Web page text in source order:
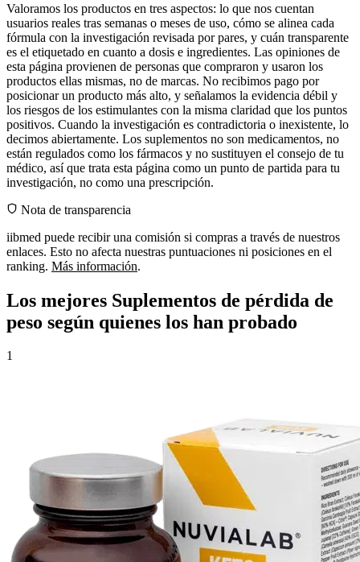
Valoramos los productos en tres aspectos: lo que nos cuentan
usuarios reales tras semanas o meses de uso, cómo se alinea cada
fórmula con la investigación revisada por pares, y cuán transparente
es el etiquetado en cuanto a dosis e ingredientes. Las opiniones de
esta página provienen de personas que compraron y usaron los
productos ellas mismas, no de marcas. No recibimos pago por
posicionar un producto más alto, y señalamos la evidencia débil y
los riesgos de los estimulantes con la misma claridad que los puntos
positivos. Cuando la investigación es contradictoria o inexistente, lo
decimos abiertamente. Los suplementos no son medicamentos, no
están regulados como los fármacos y no sustituyen el consejo de tu
médico, así que trata esta página como un punto de partida para tu
investigación, no como una prescripción.
Nota de transparencia
iibmed puede recibir una comisión si compras a través de nuestros
enlaces. Esto no afecta nuestras puntuaciones ni posiciones en el
ranking. Más información.
Los mejores Suplementos de pérdida de
peso según quienes los han probado
1